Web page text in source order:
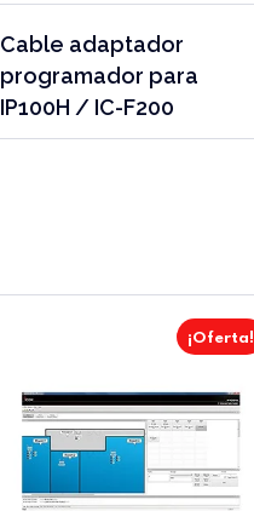
Cable adaptador
programador para
IP100H / IC-F200
¡Oferta!